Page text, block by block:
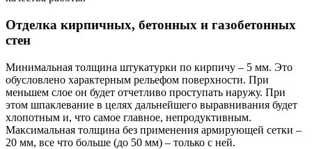
Отделка кирпичных, бетонных и газобетонных
стен
Минимальная толщина штукатурки по кирпичу – 5 мм. Это
обусловлено характерным рельефом поверхности. При
меньшем слое он будет отчетливо проступать наружу. При
этом шпаклевание в целях дальнейшего выравнивания будет
хлопотным и, что самое главное, непродуктивным.
Максимальная толщина без применения армирующей сетки –
20 мм, все что больше (до 50 мм) – только с ней.